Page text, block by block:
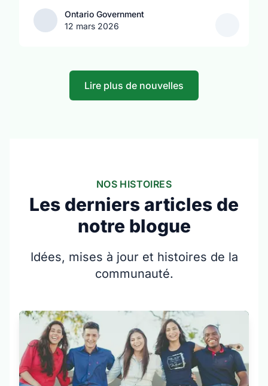
Program (FCGP). Through the FCGP,
Ontario is protecting the cultural and
improve access to French‑language
services, strengthen organizational capacity
and promote Francophone culture.
Ontario Government
Ontario Government
12 mars 2026
Lire plus de nouvelles
NOS HISTOIRES
Les derniers articles de
notre blogue
Idées, mises à jour et histoires de la
communauté.